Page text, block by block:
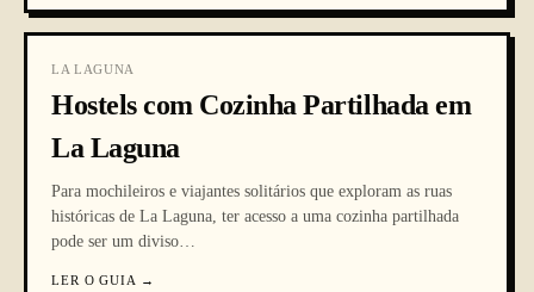
LA LAGUNA
Hostels com Cozinha Partilhada em
La Laguna
Para mochileiros e viajantes solitários que exploram as ruas
históricas de La Laguna, ter acesso a uma cozinha partilhada
pode ser um diviso…
LER O GUIA →